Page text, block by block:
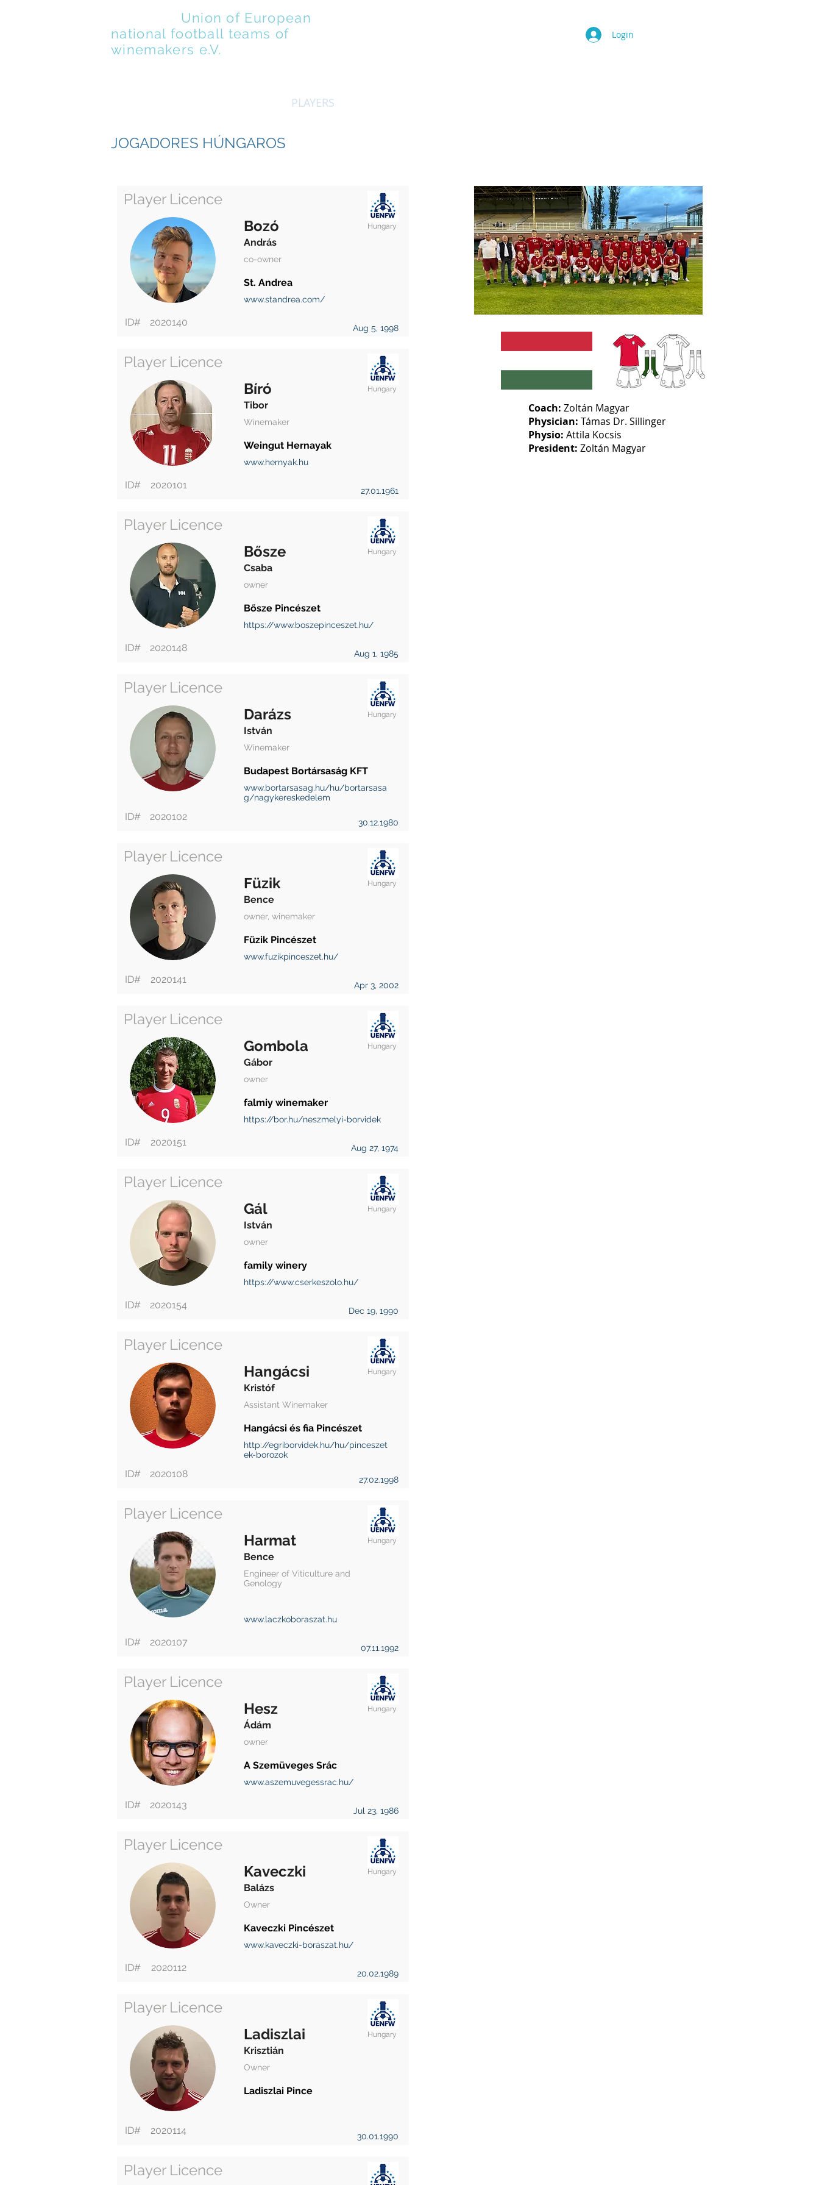
Union of European
national football teams of
winemakers e.V.
Login
PLAYERS
JOGADORES HÚNGAROS
Player Licence
ID# 2020140
Bozó Hungary
András
co-owner
St. Andrea
www.standrea.com/
Aug 5, 1998
Player Licence
ID# 2020101
Bíró Hungary
Tibor
Winemaker
Weingut Hernayak
www.hernyak.hu
27.01.1961
Player Licence
ID# 2020148
Bősze Hungary
Csaba
owner
Bősze Pincészet
https://www.boszepinceszet.hu/
Aug 1, 1985
Player Licence
ID# 2020102
Darázs Hungary
István
Winemaker
Budapest Bortársaság KFT
www.bortarsasag.hu/hu/bortarsasa
g/nagykereskedelem
30.12.1980
Player Licence
ID# 2020141
Füzik Hungary
Bence
owner, winemaker
Füzik Pincészet
www.fuzikpinceszet.hu/
Apr 3, 2002
Player Licence
ID# 2020151
Gombola Hungary
Gábor
owner
falmiy winemaker
https://bor.hu/neszmelyi-borvidek
Aug 27, 1974
Player Licence
ID# 2020154
Gál Hungary
István
owner
family winery
https://www.cserkeszolo.hu/
Dec 19, 1990
Player Licence
ID# 2020108
Hangácsi Hungary
Kristóf
Assistant Winemaker
Hangácsi és fia Pincészet
http://egriborvidek.hu/hu/pinceszet
ek-borozok
27.02.1998
Player Licence
ID# 2020107
Harmat Hungary
Bence
Engineer of Viticulture and
Genology
www.laczkoboraszat.hu
07.11.1992
Player Licence
ID# 2020143
Hesz Hungary
Ádám
owner
A Szemüveges Srác
www.aszemuvegessrac.hu/
Jul 23, 1986
Player Licence
ID# 2020112
Kaveczki Hungary
Balázs
Owner
Kaveczki Pincészet
www.kaveczki-boraszat.hu/
20.02.1989
Player Licence
ID# 2020114
Ladiszlai Hungary
Krisztián
Owner
Ladiszlai Pince
30.01.1990
Player Licence
Coach: Zoltán Magyar
Physician: Támas Dr. Sillinger
Physio: Attila Kocsis
President: Zoltán Magyar